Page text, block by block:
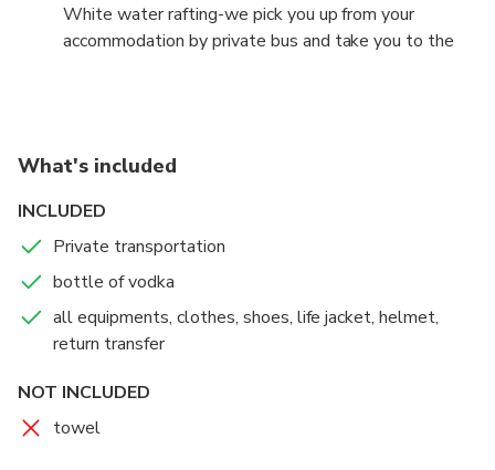
White water rafting-we pick you up from your
accommodation by private bus and take you to the
take a shower (towels are not available) than we
drop you off to your accommodation.
What's included
INCLUDED
Private transportation
bottle of vodka
all equipments, clothes, shoes, life jacket, helmet,
return transfer
NOT INCLUDED
towel